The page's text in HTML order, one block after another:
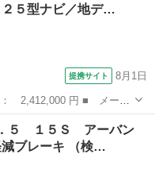
５型ナビ／地デ…
提携サイト 8月1日
グレード名： ＸＤ ブ
型ナビ／地デジ／Ｂｌｕ
．５ １５Ｓ アーバン
ブレーキ （検…